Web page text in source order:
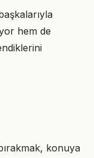
hem de
konuya